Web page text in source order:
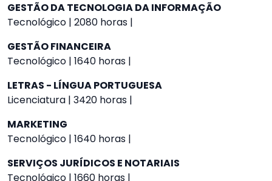
GESTÃO DA TECNOLOGIA DA INFORMAÇÃO
Tecnológico | 2080 horas |
GESTÃO FINANCEIRA
Tecnológico | 1640 horas |
LETRAS - LÍNGUA PORTUGUESA
Licenciatura | 3420 horas |
MARKETING
Tecnológico | 1640 horas |
SERVIÇOS JURÍDICOS E NOTARIAIS
Tecnológico | 1660 horas |